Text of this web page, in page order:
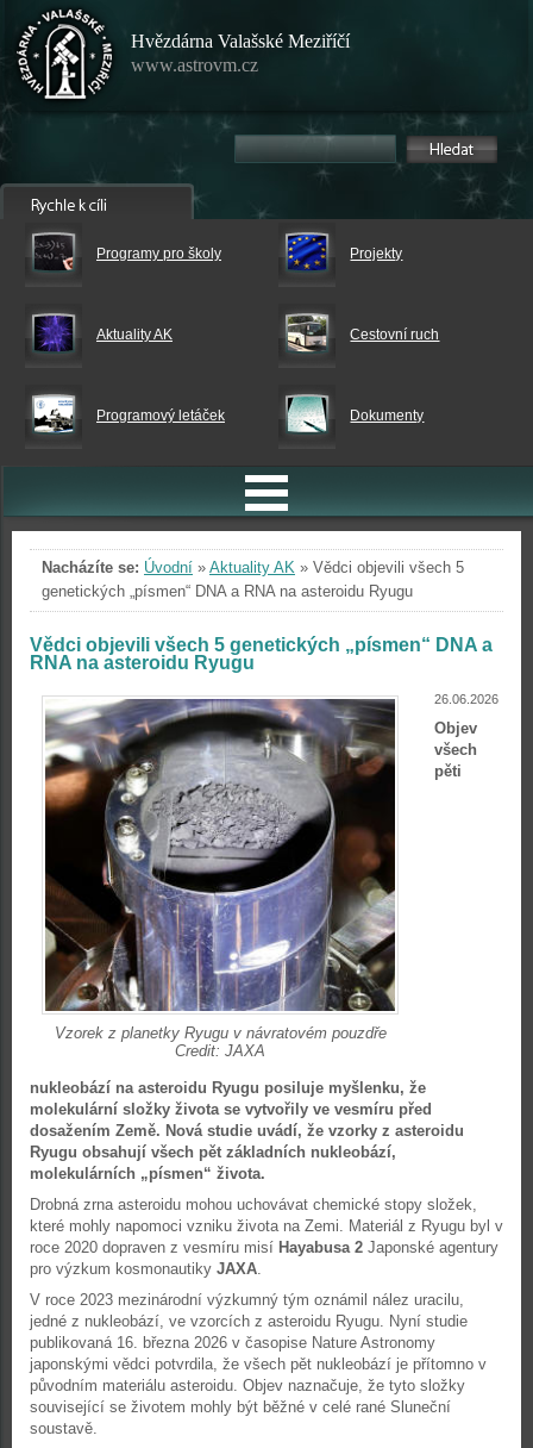
Hvězdárna Valašské Meziříčí
www.astrovm.cz
Programy pro školy Projekty
Aktuality AK Cestovní ruch
Programový letáček Dokumenty
Nacházíte se: Úvodní » Aktuality AK » Vědci objevili všech 5
genetických „písmen“ DNA a RNA na asteroidu Ryugu
Vědci objevili všech 5 genetických „písmen“ DNA a
RNA na asteroidu Ryugu
26.06.2026
Vzorek z planetky Ryugu v návratovém pouzdře
Credit: JAXA
Objev
všech
pěti
nukleobází na asteroidu Ryugu posiluje myšlenku, že
molekulární složky života se vytvořily ve vesmíru před
dosažením Země. Nová studie uvádí, že vzorky z asteroidu
Ryugu obsahují všech pět základních nukleobází,
molekulárních „písmen“ života.
Drobná zrna asteroidu mohou uchovávat chemické stopy složek,
které mohly napomoci vzniku života na Zemi. Materiál z Ryugu byl v
roce 2020 dopraven z vesmíru misí Hayabusa 2 Japonské agentury
pro výzkum kosmonautiky JAXA
V roce 2023 mezinárodní výzkumný tým oznámil nález uracilu,
jedné z nukleobází, ve vzorcích z asteroidu Ryugu. Nyní studie
publikovaná 16. března 2026 v časopise Nature Astronomy
japonskými vědci potvrdila, že všech pět nukleobází je přítomno v
původním materiálu asteroidu. Objev naznačuje, že tyto složky
související se životem mohly být běžné v celé rané Sluneční
soustavě.